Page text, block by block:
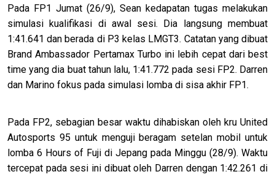
Pada FP1 Jumat (26/9), Sean kedapatan tugas melakukan
simulasi kualifikasi di awal sesi. Dia langsung membuat
1:41.641 dan berada di P3 kelas LMGT3. Catatan yang dibuat
Brand Ambassador Pertamax Turbo ini lebih cepat dari best
time yang dia buat tahun lalu, 1:41.772 pada sesi FP2. Darren
dan Marino fokus pada simulasi lomba di sisa akhir FP1.
Pada FP2, sebagian besar waktu dihabiskan oleh kru United
Autosports 95 untuk menguji beragam setelan mobil untuk
lomba 6 Hours of Fuji di Jepang pada Minggu (28/9). Waktu
tercepat pada sesi ini dibuat oleh Darren dengan 1:42.261 di